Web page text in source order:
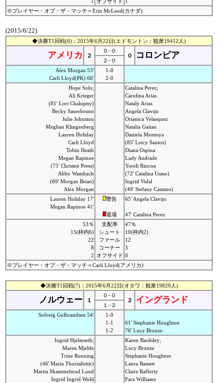
※プレイヤー・オブ・ザ・マッチ＝Erin McLeod(カナダ)
(2015/6/22)
◆決勝T1回戦(6)：2015年6月22日(エドモントン：観衆19412人)
アメリカ ２
０−０
０
コロンビア
２−０
Alex Morgan 53'
Carli Lloyd(PK) 66'
1-0
2-0
Hope Solo;
Ali Krieger
(81' Lori Chalupny)
Becky Sauerbrunn
Julie Johnston
Meghan Klingenberg
Lauren Holiday
Carli Lloyd
Tobin Heath
Megan Rapinoe
(75' Christen Press)
Abby Wambach
(69' Morgan Brian)
Alex Morgan
Catalina Perez;
Carolina Arias
Nataly Arias
Angela Clavijo
Orianica Velasquez
Natalia Gaitan
Daniela Montoya
(85' Leicy Santos)
Diana Ospina
Lady Andrade
Yoreli Rincon
(72' Catalina Usme)
Ingrid Vidal
(49' Stefany Castano)
Lauren Holiday 17'
Megan Rapinoe 41'
警告
退場
65' Angela Clavijo
47' Catalina Perez
53％
15(枠内6)
22
8
2
支配率
シュート
ファール
コーナー
オフサイド
47％
10(枠内2)
12
3
0
※プレイヤー・オブ・ザ・マッチ＝Carli Lloyd(アメリカ)
◆決勝T1回戦(7)：2015年6月22日(オタワ：観衆19829人)
ノルウェー １
０−０
２
イングランド
１−２
Solveig Gulbrandsen 54'
1-0
1-1
1-2
61' Stephanie Houghton
76' Lucy Bronze
Ingrid Hjelmseth;
Maren Mjelde
Trine Ronning
(46' Maria Thorisdottir)
Marita Skammelsrud Lund
Ingrid Ingrid Wold
Karen Bardsley;
Lucy Bronze
Stephanie Houghton
Laura Bassett
Claire Rafferty
Fara Williams